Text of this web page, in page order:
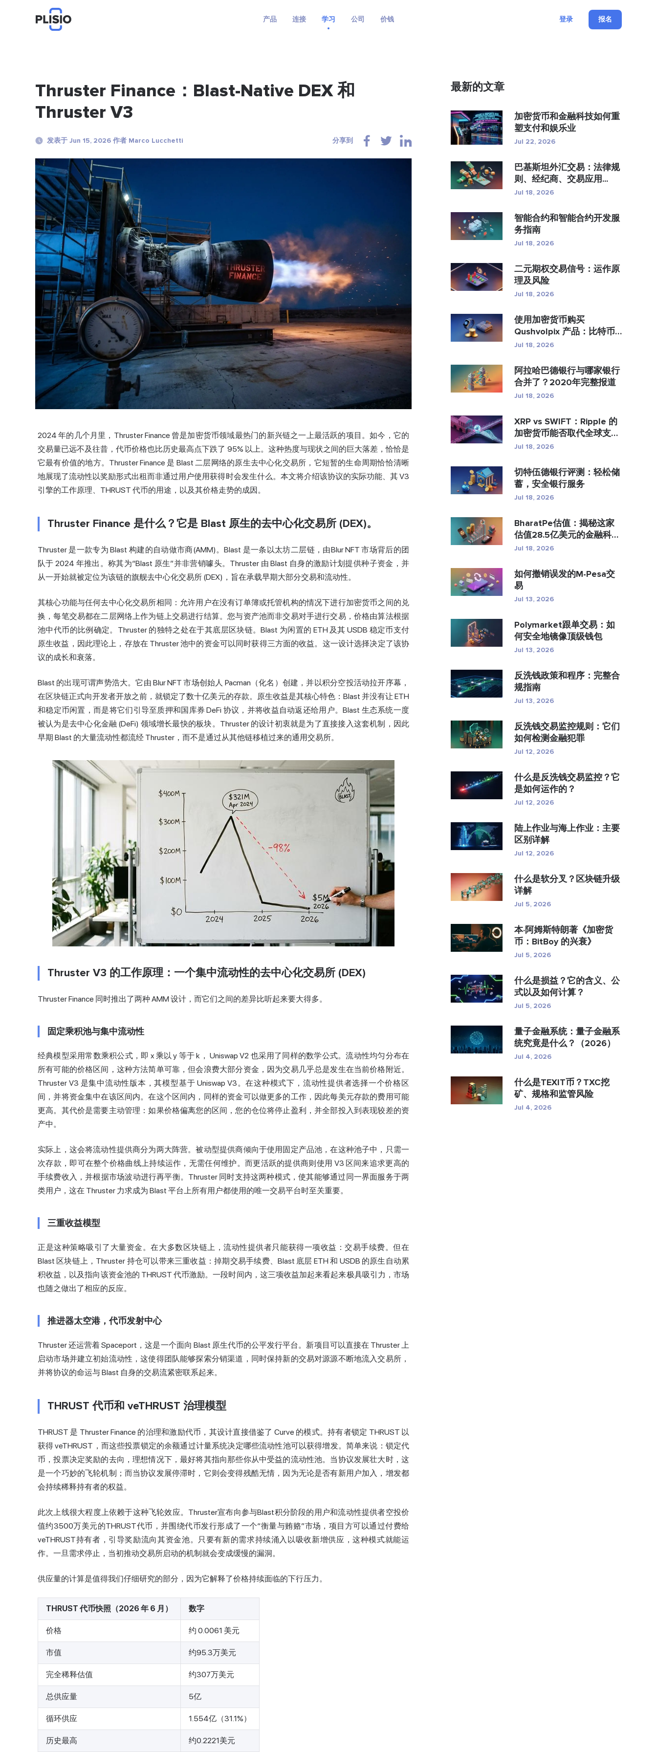
产品 连接 学习 公司 价钱 登录 报名
Thruster Finance：Blast-Native DEX 和
Thruster V3
发表于 Jun 15, 2026 作者 Marco Lucchetti 分享到
2024 年的几个月里，Thruster Finance 曾是加密货币领域最热门的新兴链之一上最活跃的项目。如今，它的
交易量已远不及往昔，代币价格也比历史最高点下跌了 95% 以上。这种热度与现状之间的巨大落差，恰恰是
它最有价值的地方。Thruster Finance 是 Blast 二层网络的原生去中心化交易所，它短暂的生命周期恰恰清晰
地展现了流动性以奖励形式出租而非通过用户使用获得时会发生什么。本文将介绍该协议的实际功能、其 V3
引擎的工作原理、THRUST 代币的用途，以及其价格走势的成因。
Thruster Finance 是什么？它是 Blast 原生的去中心化交易所 (DEX)。
Thruster 是一款专为 Blast 构建的自动做市商(AMM)。Blast 是一条以太坊二层链，由Blur NFT 市场背后的团
队于 2024 年推出。称其为“Blast 原生”并非营销噱头。Thruster 由 Blast 自身的激励计划提供种子资金，并
从一开始就被定位为该链的旗舰去中心化交易所 (DEX)，旨在承载早期大部分交易和流动性。
其核心功能与任何去中心化交易所相同：允许用户在没有订单簿或托管机构的情况下进行加密货币之间的兑
换，每笔交易都在二层网络上作为链上交易进行结算。您与资产池而非交易对手进行交易，价格由算法根据
池中代币的比例确定。Thruster 的独特之处在于其底层区块链。Blast 为闲置的 ETH 及其 USDB 稳定币支付
原生收益，因此理论上，存放在 Thruster 池中的资金可以同时获得三方面的收益。这一设计选择决定了该协
议的成长和衰落。
Blast 的出现可谓声势浩大。它由 Blur NFT 市场创始人 Pacman（化名）创建，并以积分空投活动拉开序幕，
在区块链正式向开发者开放之前，就锁定了数十亿美元的存款。原生收益是其核心特色：Blast 并没有让 ETH
和稳定币闲置，而是将它们引导至质押和国库券 DeFi 协议，并将收益自动返还给用户。Blast 生态系统一度
被认为是去中心化金融 (DeFi) 领域增长最快的板块。Thruster 的设计初衷就是为了直接接入这套机制，因此
早期 Blast 的大量流动性都流经 Thruster，而不是通过从其他链移植过来的通用交易所。
Thruster V3 的工作原理：一个集中流动性的去中心化交易所 (DEX)
Thruster Finance 同时推出了两种 AMM 设计，而它们之间的差异比听起来要大得多。
固定乘积池与集中流动性
经典模型采用常数乘积公式，即 x 乘以 y 等于 k，Uniswap V2 也采用了同样的数学公式。流动性均匀分布在
所有可能的价格区间，这种方法简单可靠，但会浪费大部分资金，因为交易几乎总是发生在当前价格附近。
Thruster V3 是集中流动性版本，其模型基于 Uniswap V3。在这种模式下，流动性提供者选择一个价格区
间，并将资金集中在该区间内。在这个区间内，同样的资金可以做更多的工作，因此每美元存款的费用可能
更高。其代价是需要主动管理：如果价格偏离您的区间，您的仓位将停止盈利，并全部投入到表现较差的资
产中。
实际上，这会将流动性提供商分为两大阵营。被动型提供商倾向于使用固定产品池，在这种池子中，只需一
次存款，即可在整个价格曲线上持续运作，无需任何维护。而更活跃的提供商则使用 V3 区间来追求更高的
手续费收入，并根据市场波动进行再平衡。Thruster 同时支持这两种模式，使其能够通过同一界面服务于两
类用户，这在 Thruster 力求成为 Blast 平台上所有用户都使用的唯一交易平台时至关重要。
三重收益模型
正是这种策略吸引了大量资金。在大多数区块链上，流动性提供者只能获得一项收益：交易手续费。但在
Blast 区块链上，Thruster 持仓可以带来三重收益：掉期交易手续费、Blast 底层 ETH 和 USDB 的原生自动累
积收益，以及指向该资金池的 THRUST 代币激励。一段时间内，这三项收益加起来看起来极具吸引力，市场
也随之做出了相应的反应。
推进器太空港，代币发射中心
Thruster 还运营着 Spaceport，这是一个面向 Blast 原生代币的公平发行平台。新项目可以直接在 Thruster 上
启动市场并建立初始流动性，这使得团队能够探索分销渠道，同时保持新的交易对源源不断地流入交易所，
并将协议的命运与 Blast 自身的交易流紧密联系起来。
THRUST 代币和 veTHRUST 治理模型
THRUST 是 Thruster Finance 的治理和激励代币，其设计直接借鉴了 Curve 的模式。持有者锁定 THRUST 以
获得 veTHRUST，而这些投票锁定的余额通过计量系统决定哪些流动性池可以获得增发。简单来说：锁定代
币，投票决定奖励的去向，理想情况下，最好将其指向那些你从中受益的流动性池。当协议发展壮大时，这
是一个巧妙的飞轮机制；而当协议发展停滞时，它则会变得残酷无情，因为无论是否有新用户加入，增发都
会持续稀释持有者的权益。
此次上线很大程度上依赖于这种飞轮效应。Thruster宣布向参与Blast积分阶段的用户和流动性提供者空投价
值约3500万美元的THRUST代币，并围绕代币发行形成了一个“衡量与贿赂”市场，项目方可以通过付费给
veTHRUST持有者，引导奖励流向其资金池。只要有新的需求持续涌入以吸收新增供应，这种模式就能运
作。一旦需求停止，当初推动交易所启动的机制就会变成缓慢的漏洞。
供应量的计算是值得我们仔细研究的部分，因为它解释了价格持续面临的下行压力。
THRUST 代币快照（2026 年 6 月） 数字
价格 约 0.0061 美元
市值 约95.3万美元
完全稀释估值 约307万美元
总供应量 5亿
循环供应 1.554亿（31.1%）
历史最高 约0.2221美元
最新的文章
加密货币和金融科技如何重
塑支付和娱乐业
Jul 22, 2026
巴基斯坦外汇交易：法律规
则、经纪商、交易应用...
Jul 18, 2026
智能合约和智能合约开发服
务指南
Jul 18, 2026
二元期权交易信号：运作原
理及风险
Jul 18, 2026
使用加密货币购买
Qushvolpix 产品：比特币
支付、支...
Jul 18, 2026
阿拉哈巴德银行与哪家银行
合并了？2020年完整报道
Jul 18, 2026
XRP vs SWIFT：Ripple 的
加密货币能否取代全球支
付？
Jul 18, 2026
切特伍德银行评测：轻松储
蓄，安全银行服务
Jul 18, 2026
BharatPe估值：揭秘这家
估值28.5亿美元的金融科技
独...
Jul 18, 2026
如何撤销误发的M-Pesa交
易
Jul 13, 2026
Polymarket跟单交易：如
何安全地镜像顶级钱包
Jul 13, 2026
反洗钱政策和程序：完整合
规指南
Jul 13, 2026
反洗钱交易监控规则：它们
如何检测金融犯罪
Jul 12, 2026
什么是反洗钱交易监控？它
是如何运作的？
Jul 12, 2026
陆上作业与海上作业：主要
区别详解
Jul 12, 2026
什么是软分叉？区块链升级
详解
Jul 5, 2026
本·阿姆斯特朗著《加密货
币：BitBoy 的兴衰》
Jul 5, 2026
什么是损益？它的含义、公
式以及如何计算？
Jul 5, 2026
量子金融系统：量子金融系
统究竟是什么？（2026）
Jul 4, 2026
什么是TEXIT币？TXC挖
矿、规格和监管风险
Jul 4, 2026